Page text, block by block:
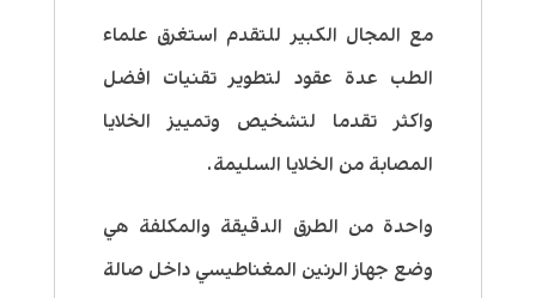
مع المجال الكبير للتقدم استغرق علماء
الطب عدة عقود لتطوير تقنيات افضل
واكثر تقدما لتشخيص وتمييز الخلايا
المصابة من الخلايا السليمة.
واحدة من الطرق الدقيقة والمكلفة هي
وضع جهاز الرنين المغناطيسي داخل صالة